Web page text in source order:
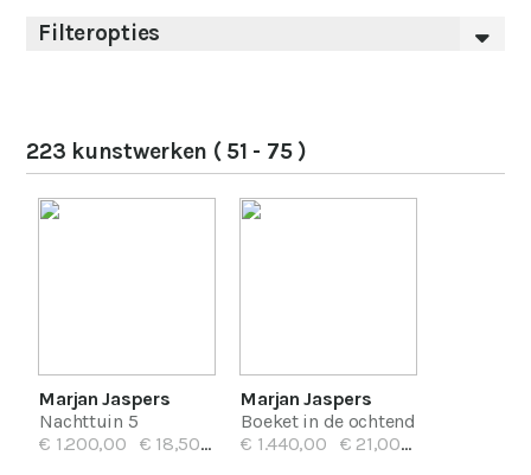
Filteropties
223 kunstwerken ( 51 - 75 )
Marjan Jaspers
Nachttuin 5
€ 1.200,00
€ 18,50/mnd
Marjan Jaspers
Boeket in de ochtend
€ 1.440,00
€ 21,00/mnd